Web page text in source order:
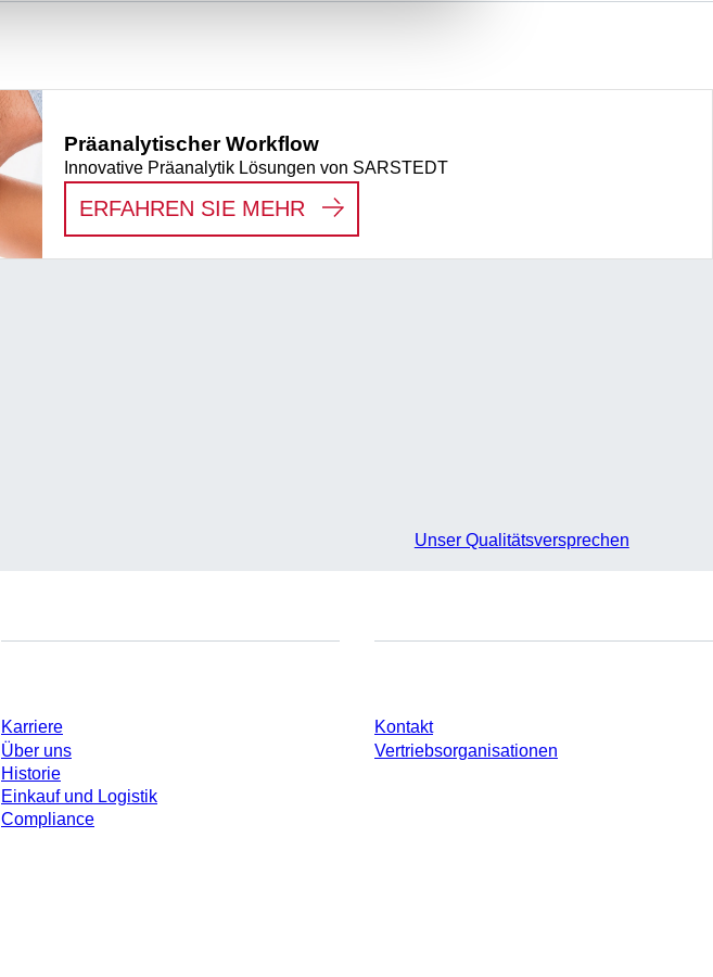
Präanalytischer Workflow
Innovative Präanalytik Lösungen von SARSTEDT
ERFAHREN SIE MEHR PRÄANALYTISCHER WORKFLOW
Unser Qualitätsversprechen
Karriere
Über uns
Historie
Einkauf und Logistik
Compliance
Kontakt
Vertriebsorganisationen